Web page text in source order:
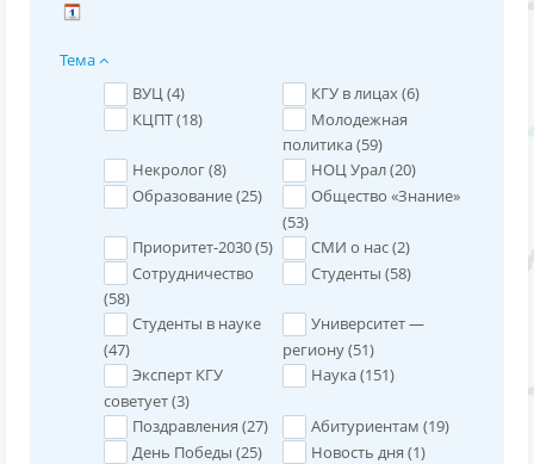
Тема
ВУЦ (4) КГУ в лицах (6)
КЦПТ (18)
Молодежная
политика (59)
Некролог (8) НОЦ Урал (20)
Образование (25)
Общество «Знание»
(53)
Приоритет-2030 (5) СМИ о нас (2)
Сотрудничество
(58)
Студенты (58)
Студенты в науке
(47)
Университет —
региону (51)
Эксперт КГУ
советует (3)
Наука (151)
Поздравления (27) Абитуриентам (19)
День Победы (25) Новость дня (1)